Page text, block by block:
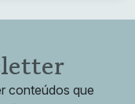
conteúdos que